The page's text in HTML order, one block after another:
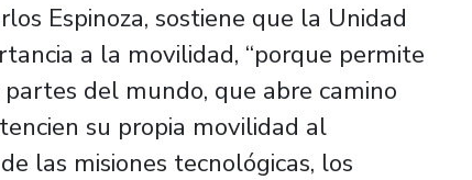
Espinoza, sostiene que la Unidad
a la movilidad, “porque permite
del mundo, que abre camino
su propia movilidad al
las misiones tecnológicas, los